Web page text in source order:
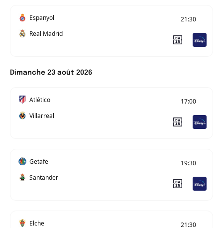
Espanyol
Real Madrid
21:30
Dimanche 23 août 2026
Atlético
Villarreal
17:00
Getafe
Santander
19:30
Elche
21:30